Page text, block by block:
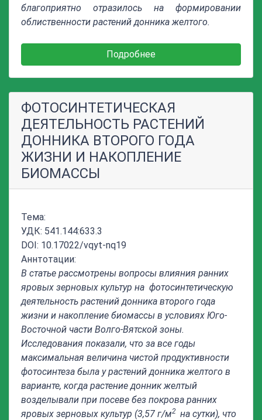
благоприятно отразилось на формировании
облиственности растений донника желтого.
Подробнее
ФОТОСИНТЕТИЧЕСКАЯ
ДЕЯТЕЛЬНОСТЬ РАСТЕНИЙ
ДОННИКА ВТОРОГО ГОДА
ЖИЗНИ И НАКОПЛЕНИЕ
БИОМАССЫ
Тема:
УДК: 541.144:633.3
DOI: 10.17022/vqyt-nq19
Аннтотации:
В статье рассмотрены вопросы влияния ранних
яровых зерновых культур на фотосинтетическую
деятельность растений донника второго года
жизни и накопление биомассы в условиях Юго-
Восточной части Волго-Вятской зоны.
Исследования показали, что за все годы
максимальная величина чистой продуктивности
фотосинтеза была у растений донника желтого в
варианте, когда растение донник желтый
возделывали при посеве без покрова ранних
яровых зерновых культур (3,57 г/м2 на сутки), что